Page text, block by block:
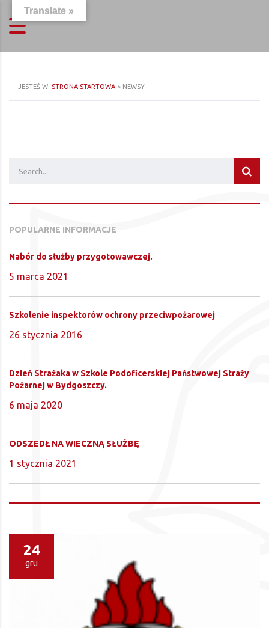
JESTEŚ W: STRONA STARTOWA > NEWSY
24
gru
POPULARNE INFORMACJE
Nabór do służby przygotowawczej.
5 marca 2021
Szkolenie inspektorów ochrony przeciwpożarowej
26 stycznia 2016
Dzień Strażaka w Szkole Podoficerskiej Państwowej Straży
Pożarnej w Bydgoszczy.
6 maja 2020
ODSZEDŁ NA WIECZNĄ SŁUŻBĘ
1 stycznia 2021
Translate »